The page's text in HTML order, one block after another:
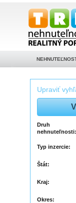
Upraviť
Druh
nehnuteľnosti:
Typ inzercie:
Štát:
Kraj:
Okres: